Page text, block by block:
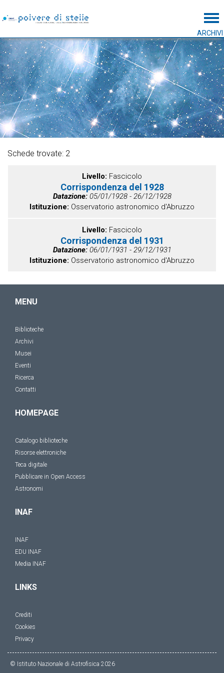
ARCHIVI
Schede trovate: 2
Livello Fascicolo
Corrispondenza del 1928
Datazione 05/01/1928 - 26/12/1928
Istituzione Osservatorio astronomico d'Abruzzo
Livello Fascicolo
Corrispondenza del 1931
Datazione 06/01/1931 - 29/12/1931
Istituzione Osservatorio astronomico d'Abruzzo
MENU
Biblioteche
Archivi
Musei
Eventi
Ricerca
Contatti
HOMEPAGE
Catalogo biblioteche
Risorse elettroniche
Teca digitale
Pubblicare in Open Access
Astronomi
INAF
INAF
EDU INAF
Media INAF
LINKS
Crediti
Cookies
Privacy
© Istituto Nazionale di Astrofisica 2026